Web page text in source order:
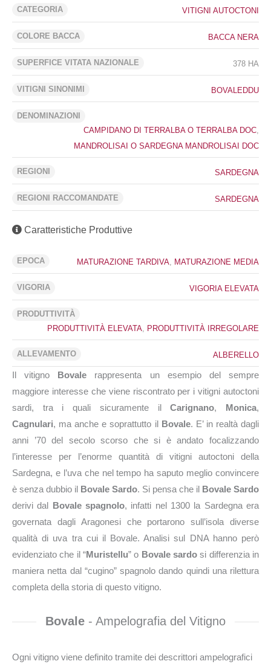
CATEGORIA VITIGNI AUTOCTONI
COLORE BACCA BACCA NERA
SUPERFICE VITATA NAZIONALE 378 HA
VITIGNI SINONIMI BOVALEDDU
DENOMINAZIONI
CAMPIDANO DI TERRALBA O TERRALBA DOC
MANDROLISAI O SARDEGNA MANDROLISAI DOC
REGIONI SARDEGNA
REGIONI RACCOMANDATE SARDEGNA
Caratteristiche Produttive
EPOCA MATURAZIONE TARDIVA MATURAZIONE MEDIA
VIGORIA VIGORIA ELEVATA
PRODUTTIVITÀ
PRODUTTIVITÀ ELEVATA PRODUTTIVITÀ IRREGOLARE
ALLEVAMENTO ALBERELLO
Il vitigno Bovale rappresenta un esempio del sempre
maggiore interesse che viene riscontrato per i vitigni autoctoni
sardi, tra i quali sicuramente ilCarignano, Monica,
Cagnulari, ma anche e soprattutto il Bovale. E’ in realtà dagli
anni ’70 del secolo scorso che si è andato focalizzando
l’interesse per l’enorme quantità di vitigni autoctoni della
Sardegna, e l’uva che nel tempo ha saputo meglio convincere
è senza dubbio il Bovale Sardo. Si pensa che il Bovale Sardo
derivi dal Bovale spagnolo, infatti nel 1300 la Sardegna era
governata dagli Aragonesi che portarono sull’isola diverse
qualità di uva tra cui il Bovale. Analisi sul DNA hanno però
evidenziato che il “Muristellu” o Bovale sardo si differenzia in
maniera netta dal “cugino” spagnolo dando quindi una rilettura
completa della storia di questo vitigno.
Bovale - Ampelografia del Vitigno
Ogni vitigno viene definito tramite dei descrittori ampelografici